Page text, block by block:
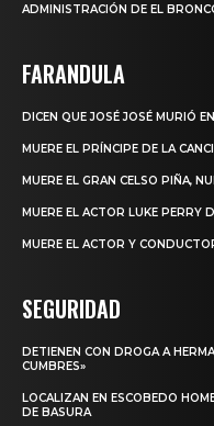
ADMINISTRACIÓN DE EL
FARANDULA
DICEN QUE JOSÉ JOSÉ MURIÓ
MUERE EL PRÍNCIPE DE LA
MUERE EL GRAN CELSO PIÑA,
MUERE EL ACTOR LUKE PERRY
MUERE EL ACTOR Y
SEGURIDAD
DETIENEN CON DROGA A
CUMBRES»
LOCALIZAN EN ESCOBEDO
DE BASURA